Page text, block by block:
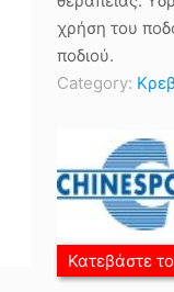
χρήση του
ποδιού.
Category:
Κατεβάστε